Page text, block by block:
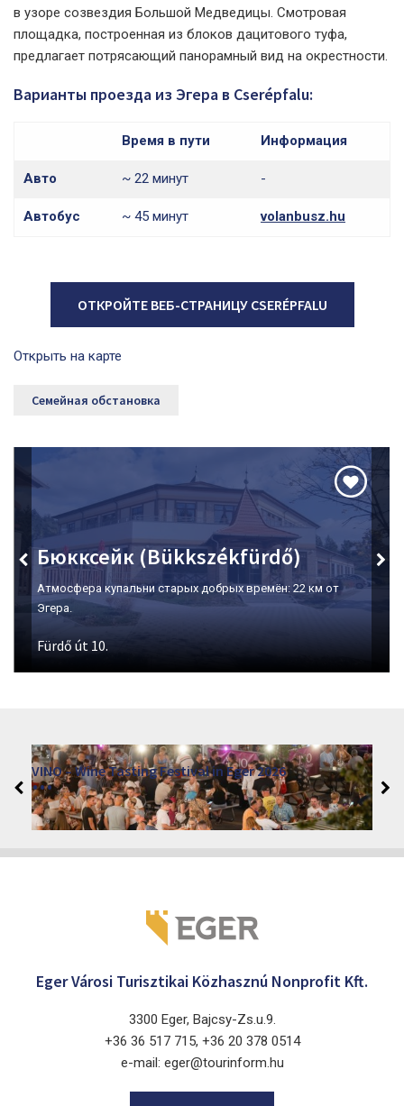
в узоре созвездия Большой Медведицы. Смотровая
площадка, построенная из блоков дацитового туфа,
предлагает потрясающий панорамный вид на окрестности.
Варианты проезда из Эгера в Cserépfalu:
Время в пути Информация
Авто ~ 22 минут -
Автобус ~ 45 минут volanbusz.hu
ОТКРОЙТЕ ВЕБ-СТРАНИЦУ CSERÉPFALU
Открыть на карте
Семейная обстановка
Бюкксейк (Bükkszékfürdő)
Атмосфера купальни старых добрых времён: 22 км от
Эгера.
Fürdő út 10.
VINO – Wine Tasting Festival in Eger 2026
2026. augusztus 12 - 17.
Eger 3300, Dobó István tér
Eger Városi Turisztikai Közhasznú Nonprofit Kft.
3300 Eger, Bajcsy-Zs.u.9.
+36 36 517 715, +36 20 378 0514
e-mail: eger@tourinform.hu